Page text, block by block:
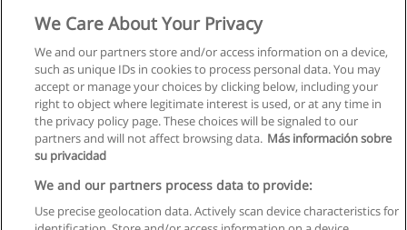
We Care About Your Privacy
We and our partners store and/or access information on a device,
such as unique IDs in cookies to process personal data. You may
accept or manage your choices by clicking below, including your
right to object where legitimate interest is used, or at any time in
the privacy policy page. These choices will be signaled to our
partners and will not affect browsing data. Más información sobre
su privacidad
We and our partners process data to provide:
Use precise geolocation data. Actively scan device characteristics for